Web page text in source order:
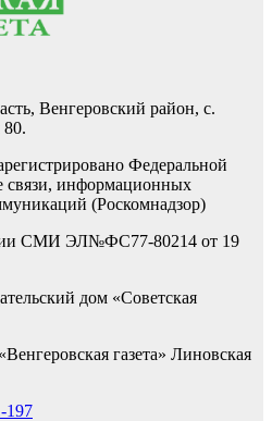
Венгеровский район, с.
Федеральной
связи, информационных
(Роскомнадзор)
СМИ ЭЛ№ФС77-80214 от 19
дом «Советская
газета» Линовская
197